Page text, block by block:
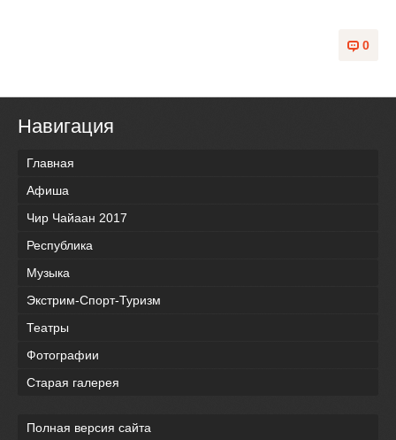
0
Навигация
Главная
Афиша
Чир Чайаан 2017
Республика
Музыка
Экстрим-Спорт-Туризм
Театры
Фотографии
Старая галерея
Полная версия сайта